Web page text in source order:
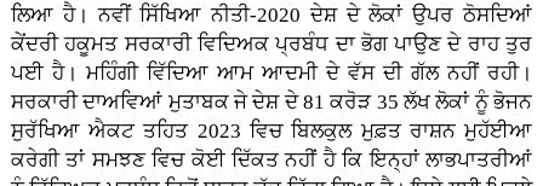
ਲਿਆ ਹੈ। ਨਵੀਂ ਸਿੱਖਿਆ ਨੀਤੀ-2020 ਦੇਸ਼ ਦੇ ਲੋਕਾਂ ਉਪਰ ਠੋਸਦਿਆਂ
ਕੇਂਦਰੀ ਹਕੂਮਤ ਸਰਕਾਰੀ ਵਿਦਿਅਕ ਪ੍ਰਬੰਧ ਦਾ ਭੋਗ ਪਾਉਣ ਦੇ ਰਾਹ ਤੁਰ
ਪਈ ਹੈ। ਮਹਿੰਗੀ ਵਿੱਦਿਆ ਆਮ ਆਦਮੀ ਦੇ ਵੱਸ ਦੀ ਗੱਲ ਨਹੀਂ ਰਹੀ।
ਸਰਕਾਰੀ ਦਾਅਵਿਆਂ ਮੁਤਾਬਕ ਜੇ ਦੇਸ਼ ਦੇ 81 ਕਰੋੜ 35 ਲੱਖ ਲੋਕਾਂ ਨੂੰ ਭੋਜਨ
ਸੁਰੱਖਿਆ ਐਕਟ ਤਹਿਤ 2023 ਵਿਚ ਬਿਲਕੁਲ ਮੁਫ਼ਤ ਰਾਸ਼ਨ ਮੁਹੱਈਆ
ਕਰੇਗੀ ਤਾਂ ਸਮਝਣ ਵਿਚ ਕੋਈ ਦਿੱਕਤ ਨਹੀਂ ਹੈ ਕਿ ਇਨ੍ਹਾਂ ਲਾਭਪਾਤਰੀਆਂ